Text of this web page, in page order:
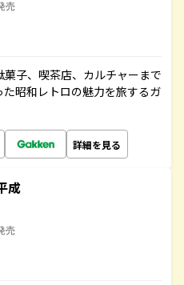
売
子、喫茶店、カルチャーまで
昭和レトロの魅力を旅するガ
詳細を見る
成
売